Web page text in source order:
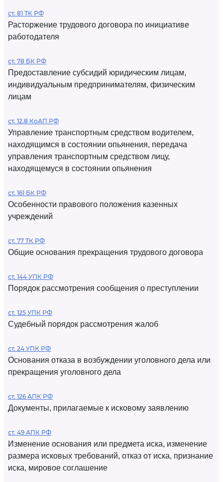
ст. 81 ТК РФ
Расторжение трудового договора по инициативе
работодателя
ст. 78 БК РФ
Предоставление субсидий юридическим лицам,
индивидуальным предпринимателям, физическим
лицам
ст. 12.8 КоАП РФ
Управление транспортным средством водителем,
находящимся в состоянии опьянения, передача
управления транспортным средством лицу,
находящемуся в состоянии опьянения
ст. 161 БК РФ
Особенности правового положения казенных
учреждений
ст. 77 ТК РФ
Общие основания прекращения трудового договора
ст. 144 УПК РФ
Порядок рассмотрения сообщения о преступлении
ст. 125 УПК РФ
Судебный порядок рассмотрения жалоб
ст. 24 УПК РФ
Основания отказа в возбуждении уголовного дела или
прекращения уголовного дела
ст. 126 АПК РФ
Документы, прилагаемые к исковому заявлению
ст. 49 АПК РФ
Изменение основания или предмета иска, изменение
размера исковых требований, отказ от иска, признание
иска, мировое соглашение